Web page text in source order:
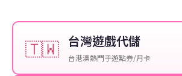
🇹🇼 台灣遊戲代儲
台港澳熱門手遊點券/月卡